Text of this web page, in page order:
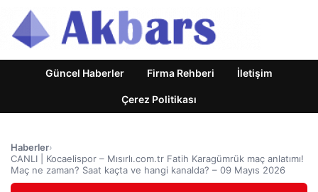
Güncel Haberler Firma Rehberi İletişim
Çerez Politikası
Haberler›
CANLI | Kocaelispor – Mısırlı.com.tr Fatih Karagümrük maç anlatımı!
Maç ne zaman? Saat kaçta ve hangi kanalda? – 09 Mayıs 2026